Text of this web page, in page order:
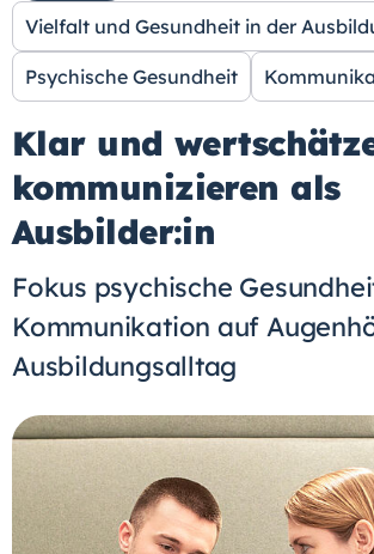
Vielfalt und Gesundheit in der
Psychische Gesundheit
Klar und
kommunizieren als
Ausbilder:in
Fokus psychische
Kommunikation auf
Ausbildungsalltag